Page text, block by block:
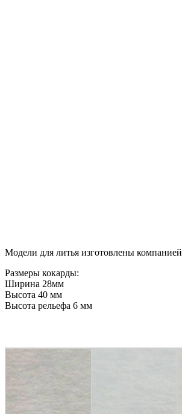
Модели для литья изготовлены компанией
Размеры кокарды:
Ширина 28мм
Высота 40 мм
Высота рельефа 6 мм